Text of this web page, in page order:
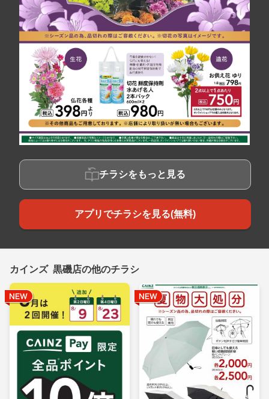
チラシをもっと見る
アプリでチラシを見る(無料)
カインズ 黒磯店の他のチラシ